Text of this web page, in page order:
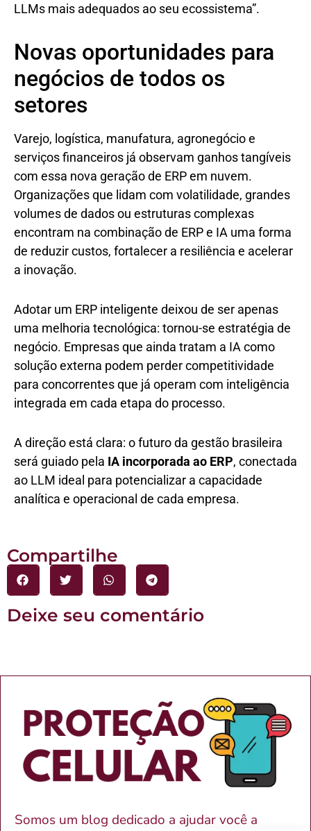
LLMs mais adequados ao seu ecossistema”.
Novas oportunidades para
negócios de todos os
setores
Varejo, logística, manufatura, agronegócio e
serviços financeiros já observam ganhos tangíveis
com essa nova geração de ERP em nuvem.
Organizações que lidam com volatilidade, grandes
volumes de dados ou estruturas complexas
encontram na combinação de ERP e IA uma forma
de reduzir custos, fortalecer a resiliência e acelerar
a inovação.
Adotar um ERP inteligente deixou de ser apenas
uma melhoria tecnológica: tornou-se estratégia de
negócio. Empresas que ainda tratam a IA como
solução externa podem perder competitividade
para concorrentes que já operam com inteligência
integrada em cada etapa do processo.
A direção está clara: o futuro da gestão brasileira
será guiado pela IA incorporada ao ERP, conectada
ao LLM ideal para potencializar a capacidade
analítica e operacional de cada empresa.
Compartilhe
Deixe seu comentário
Somos um blog dedicado a ajudar você a